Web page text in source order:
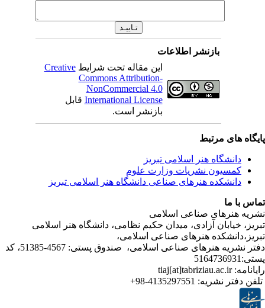
بازنشر اطلاعات
این مقاله تحت شرایطCreative
Commons Attribution-
NonCommercial 4.0
International Licenseقابل
بازنشر است.
مرتبط
هنر اسلامی تبریز
نشریات وزارت علوم
هنرهای صناعی دانشگاه هنر اسلامی تبریز
صناعی اسلامی
آزادی، میدان حکیم نظامی، دانشگاه هنر اسلامی
هنرهای صناعی اسلامی،
دفتر نشریه هنرهای صناعی اسلامی، صندوق پستی: 4567-51385، کد
نشریه:4135297551-98+